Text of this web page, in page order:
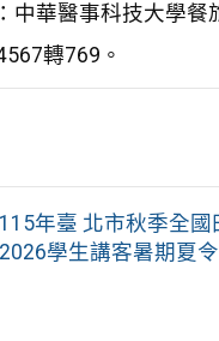
華醫事科技大學餐
轉769。
年臺 北市秋季全國
學生講客暑期夏